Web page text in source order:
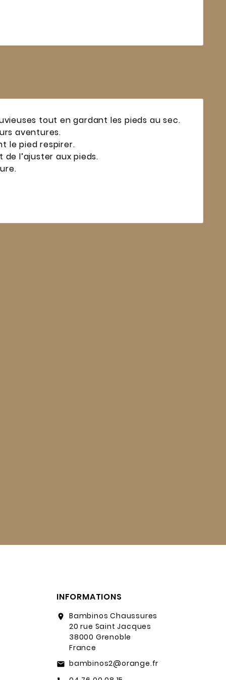
tout en gardant les pieds au sec.
aventures.
le pied respirer.
l’ajuster aux pieds.
INFORMATIONS
location_on
Bambinos Chaussures
20 rue Saint Jacques
38000 Grenoble
France
email bambinos2@orange.fr